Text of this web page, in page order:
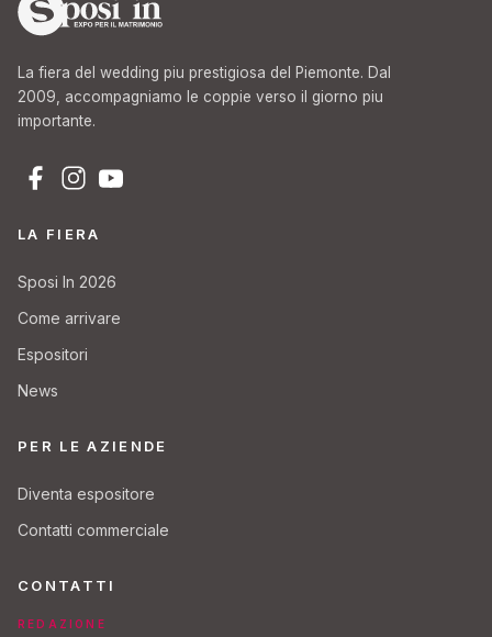
La fiera del wedding piu prestigiosa del Piemonte. Dal
2009, accompagniamo le coppie verso il giorno piu
importante.
LA FIERA
Sposi In 2026
Come arrivare
Espositori
News
PER LE AZIENDE
Diventa espositore
Contatti commerciale
CONTATTI
REDAZIONE